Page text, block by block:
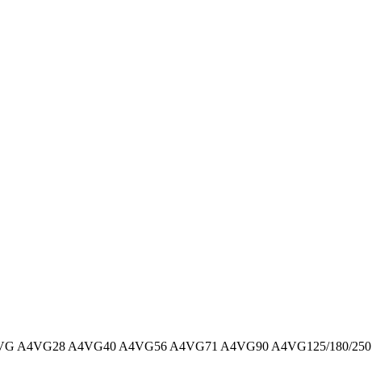
A4VG28 A4VG40 A4VG56 A4VG71 A4VG90 A4VG125/180/250